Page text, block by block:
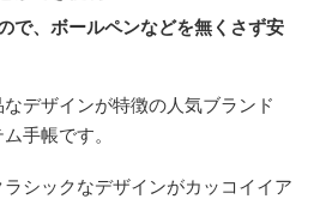
で、ボールペンなどを無くさず安
デザインが特徴の人気ブランド
手帳です。
シックなデザインがカッコイイア